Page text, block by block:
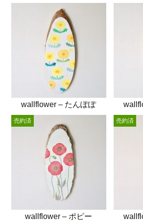
wallflower – たんぽぽ
wallflower – ポピー
売約済 売約済